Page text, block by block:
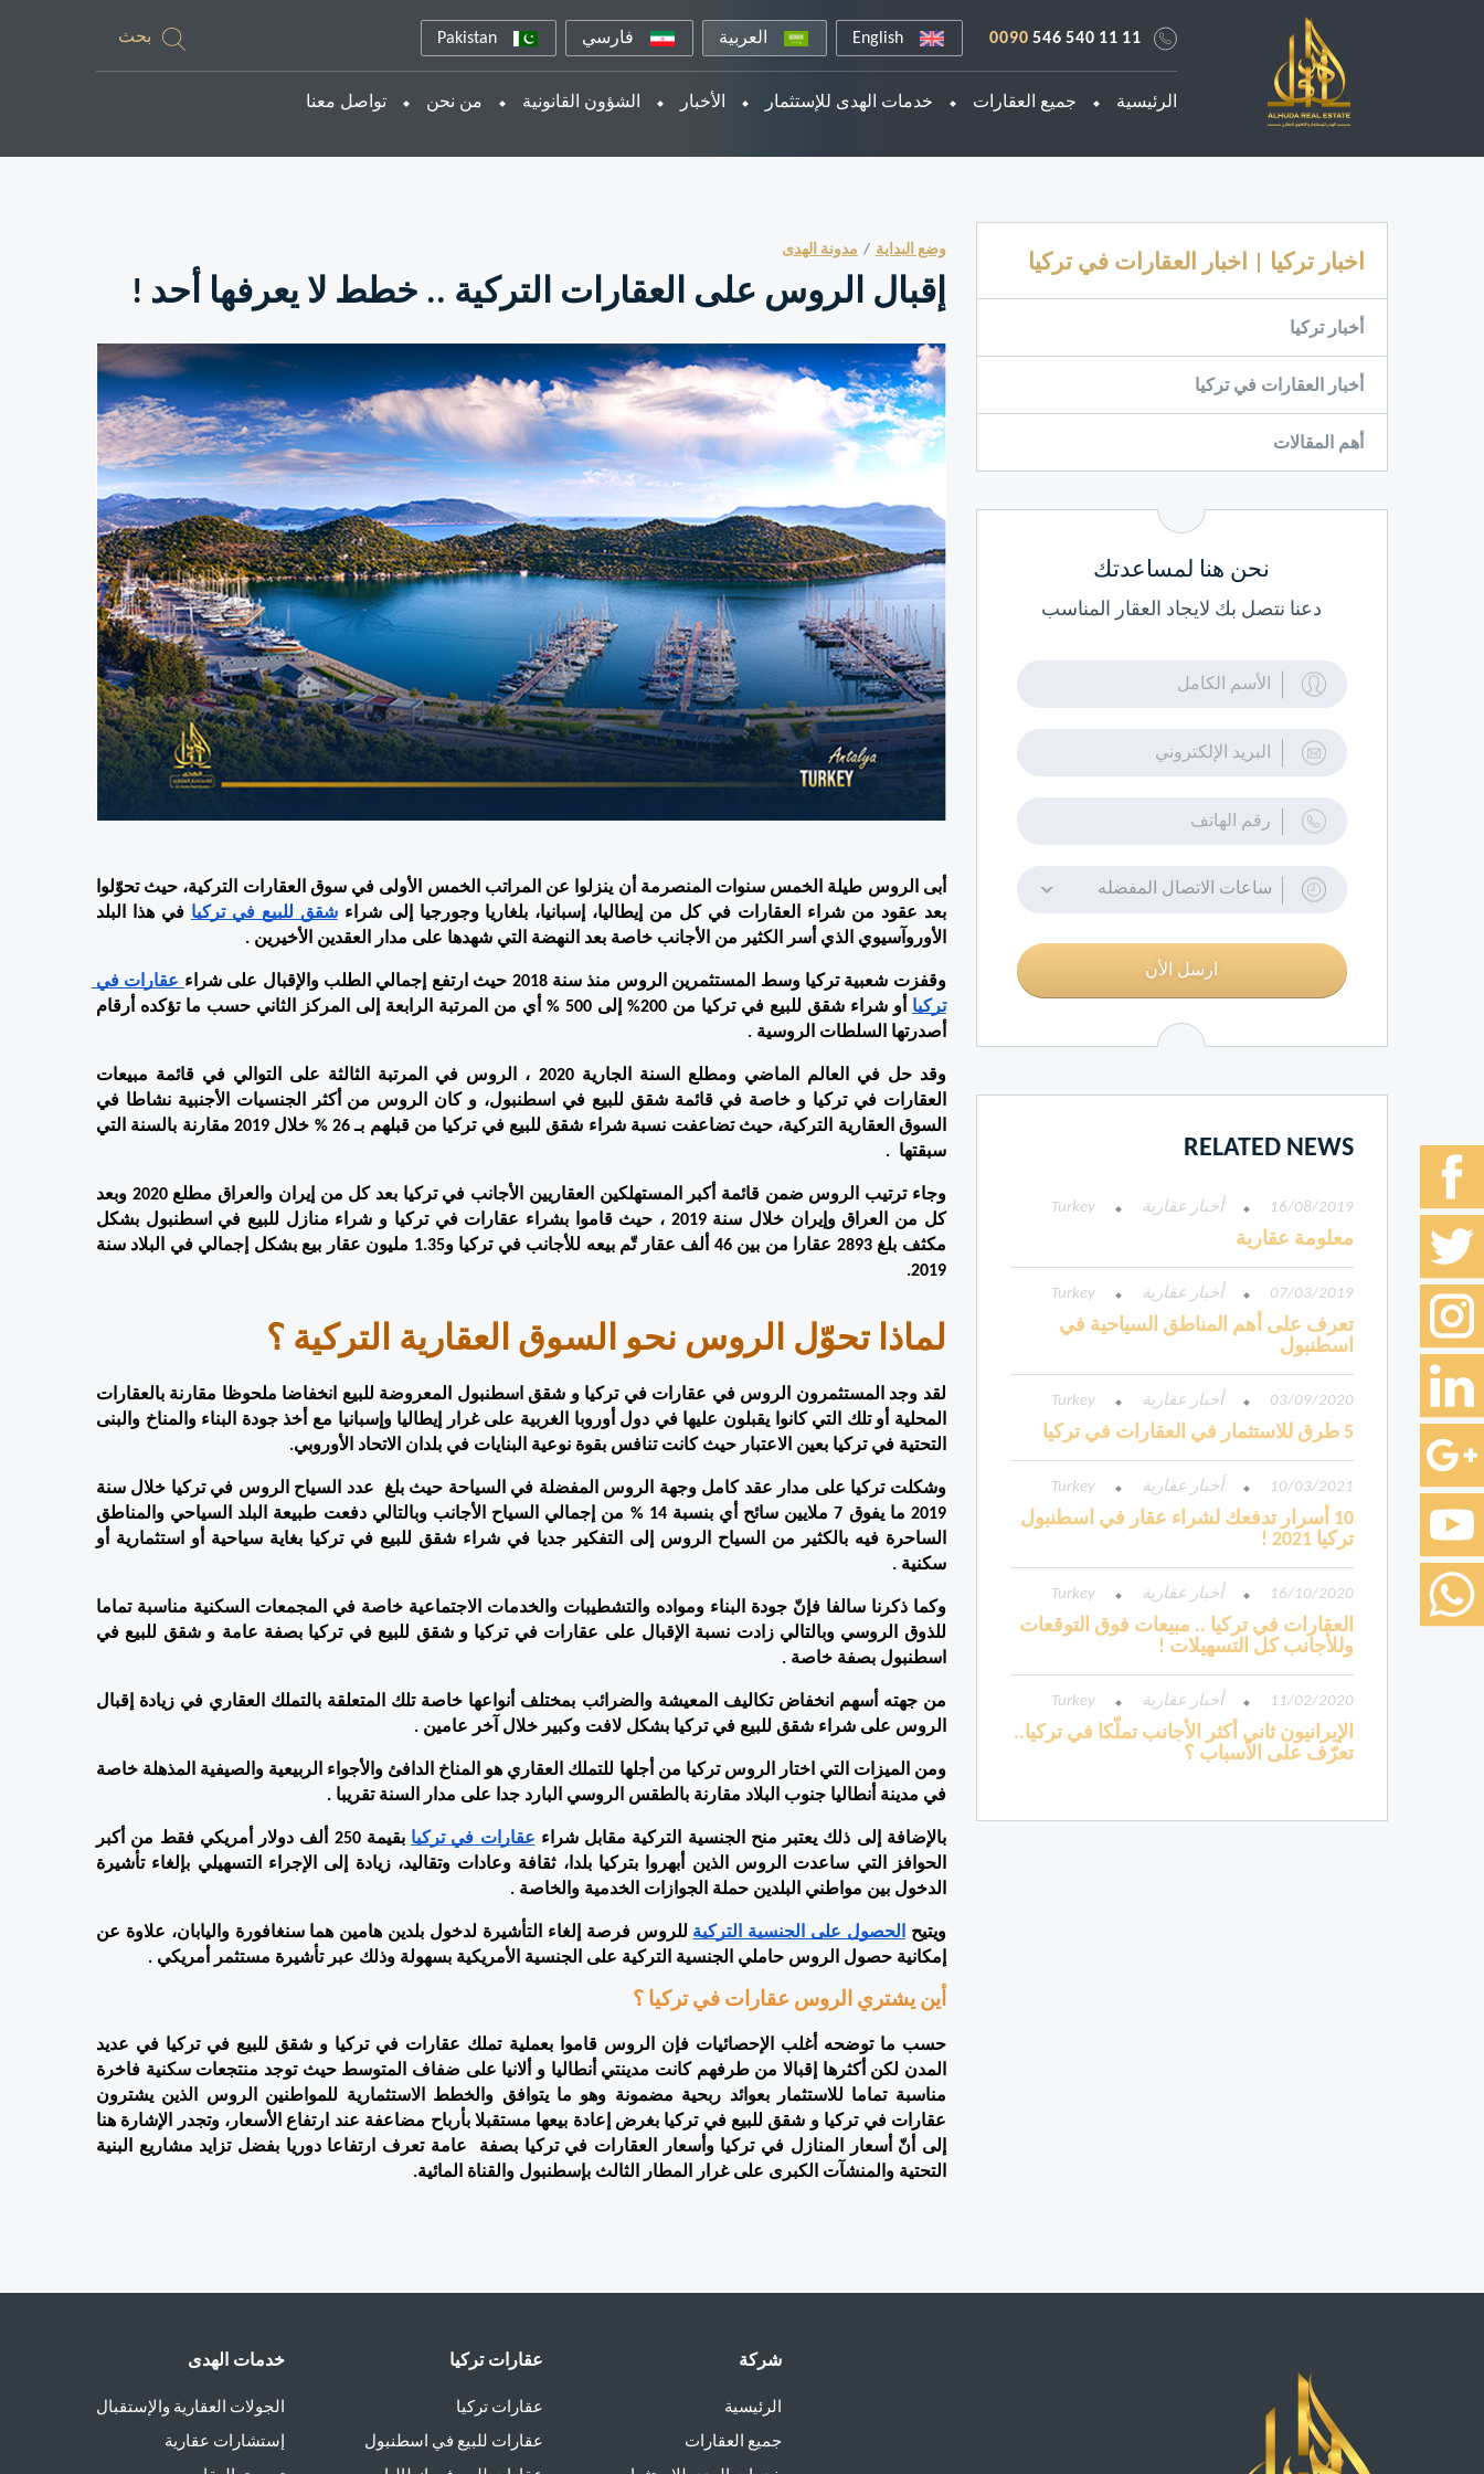
0090 546 540 11 11
English العربية فارسي Pakistan بحث
الرئيسية جميع العقارات خدمات الهدى للإستثمار الأخبار الشؤون القانونية من نحن تواصل معنا
اخبار تركيا | اخبار العقارات في تركيا
أخبار تركيا
أخبار العقارات في تركيا
أهم المقالات
نحن هنا لمساعدتك
دعنا نتصل بك لايجاد العقار المناسب
ساعات الاتصال المفضله
ارسل الأن
RELATED NEWS
16/08/2019 أخبار عقارية Turkey
معلومة عقارية
07/03/2019 أخبار عقارية Turkey
تعرف على أهم المناطق السياحية في
اسطنبول
03/09/2020 أخبار عقارية Turkey
5 طرق للاستثمار في العقارات في تركيا
10/03/2021 أخبار عقارية Turkey
10 أسرار تدفعك لشراء عقار في اسطنبول
تركيا 2021 !
16/10/2020 أخبار عقارية Turkey
العقارات في تركيا .. مبيعات فوق التوقعات
وللأجانب كل التسهيلات !
11/02/2020 أخبار عقارية Turkey
الإيرانيون ثاني أكثر الأجانب تملّكا في تركيا..
تعرّف على الأسباب ؟
وضع البداية مدونة الهدى
إقبال الروس على العقارات التركية .. خطط لا يعرفها أحد !
بعد عقود من شراء العقارات في كل من إيطاليا، إسبانيا، بلغاريا وجورجيا إلى شراء شقق للبيع في تركيا
الأوروآسيوي الذي أسر الكثير من الأجانب خاصة بعد النهضة التي شهدها على مدار العقدين الأخيرين .
وقفزت شعبية تركيا وسط المستثمرين الروس منذ سنة 2018 حيث ارتفع إجمالي الطلب والإقبال على شراء
تركيا
أصدرتها السلطات الروسية .
سبقتها  .
2019.
لماذا تحوّل الروس نحو السوق العقارية التركية ؟
التحتية في تركيا بعين الاعتبار حيث كانت تنافس بقوة نوعية البنايات في بلدان الاتحاد الأوروبي.
سكنية .
اسطنبول بصفة خاصة .
الروس على شراء شقق للبيع في تركيا بشكل لافت وكبير خلال آخر عامين .
في مدينة أنطاليا جنوب البلاد مقارنة بالطقس الروسي البارد جدا على مدار السنة تقريبا .
بالإضافة إلى ذلك يعتبر منح الجنسية التركية مقابل شراء عقارات في تركيا
الدخول بين مواطني البلدين حملة الجوازات الخدمية والخاصة .
ويتيح الحصول على الجنسية التركية
إمكانية حصول الروس حاملي الجنسية التركية على الجنسية الأمريكية بسهولة وذلك عبر تأشيرة مستثمر أمريكي .
أين يشتري الروس عقارات في تركيا ؟
التحتية والمنشآت الكبرى على غرار المطار الثالث بإسطنبول والقناة المائية.
شركة
الرئيسية
جميع العقارات
عقارات تركيا
عقارات تركيا
عقارات للبيع في اسطنبول
خدمات الهدى
الجولات العقارية والإستقبال
إستشارات عقارية